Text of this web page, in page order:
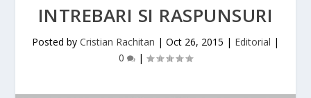
INTREBARI SI RASPUNSURI
Posted by Cristian Rachitan | Oct 26, 2015 | Editorial |
0
|